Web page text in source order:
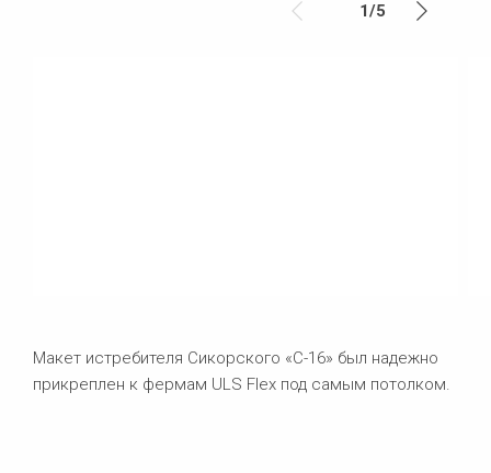
1/5
Макет истребителя Сикорского «С-16» был надежно
прикреплен к фермам ULS Flex под самым потолком.